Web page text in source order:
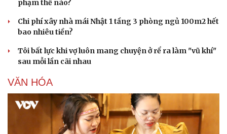
Doanh nghiệp
Thông tin doanh nghiệp
Doanh nhân
Vì cộng đồng
Công nghệ
Chuyển đổi số
phạm thế nào?
Chi phí xây nhà mái Nhật 1 tầng 3 phòng ngủ 100m2 hết
bao nhiêu tiền?
Tôi bất lực khi vợ luôn mang chuyện ở rể ra làm "vũ khí"
sau mỗi lần cãi nhau
VĂN HÓA